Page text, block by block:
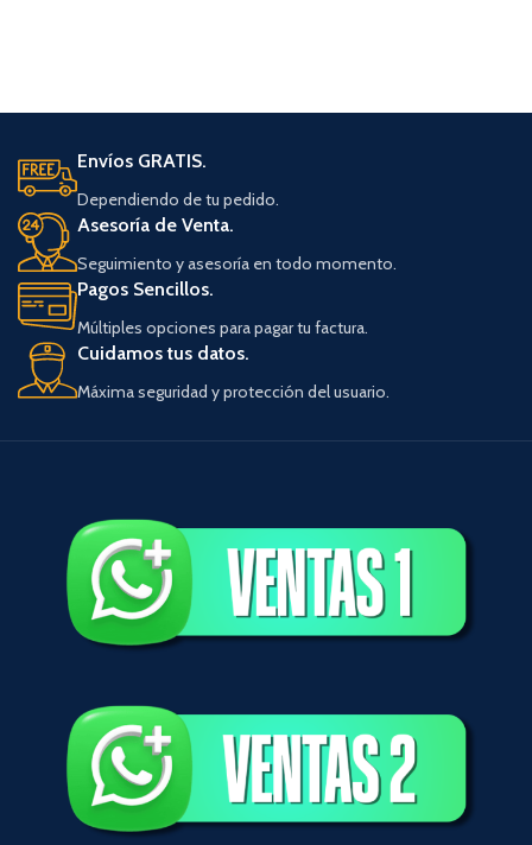
Envíos GRATIS.
Dependiendo de tu pedido.
Asesoría de Venta.
Seguimiento y asesoría en todo momento.
Pagos Sencillos.
Múltiples opciones para pagar tu factura.
Cuidamos tus datos.
Máxima seguridad y protección del usuario.